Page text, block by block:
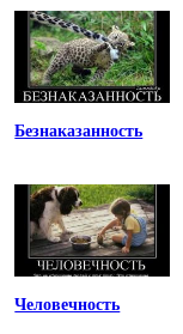
Безнаказанность
Человечность